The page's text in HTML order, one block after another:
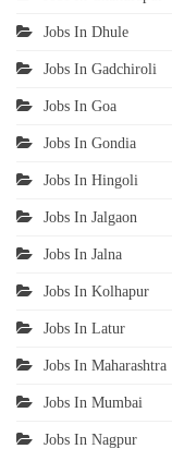
Jobs In Dhule
Jobs In Gadchiroli
Jobs In Goa
Jobs In Gondia
Jobs In Hingoli
Jobs In Jalgaon
Jobs In Jalna
Jobs In Kolhapur
Jobs In Latur
Jobs In Maharashtra
Jobs In Mumbai
Jobs In Nagpur